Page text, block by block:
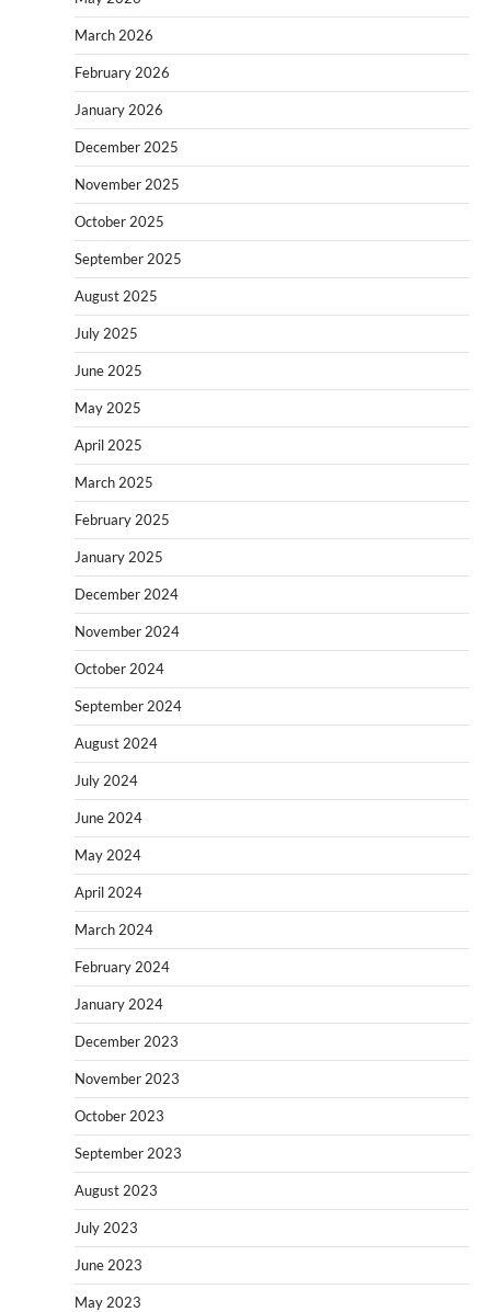
March 2026
February 2026
January 2026
December 2025
November 2025
October 2025
September 2025
August 2025
July 2025
June 2025
May 2025
April 2025
March 2025
February 2025
January 2025
December 2024
November 2024
October 2024
September 2024
August 2024
July 2024
June 2024
May 2024
April 2024
March 2024
February 2024
January 2024
December 2023
November 2023
October 2023
September 2023
August 2023
July 2023
June 2023
May 2023